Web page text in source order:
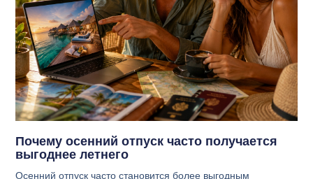
Почему осенний отпуск часто получается
выгоднее летнего
Осенний отпуск часто становится более выгодным